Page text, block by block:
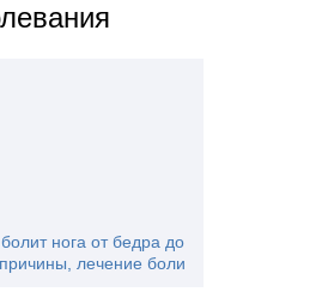
нога от бедра до
лечение боли